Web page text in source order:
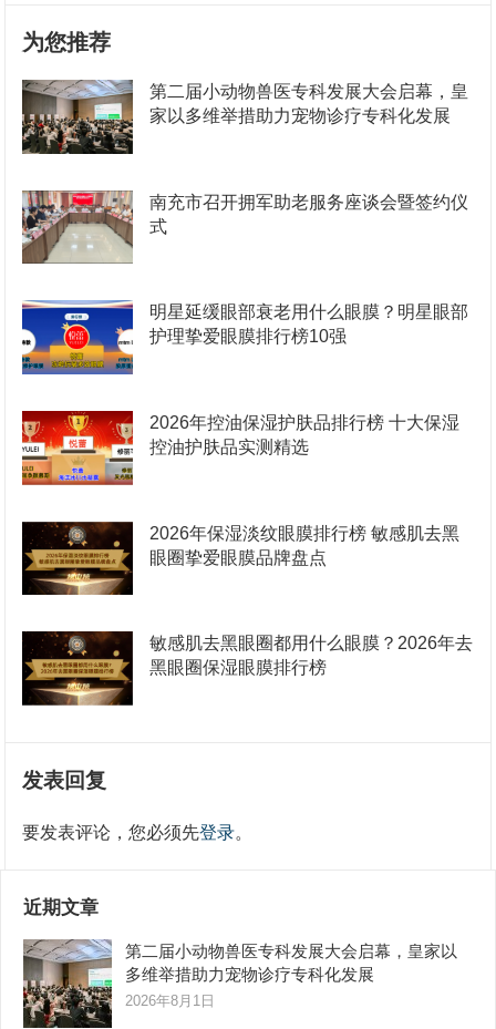
为您推荐
第二届小动物兽医专科发展大会启幕，皇
家以多维举措助力宠物诊疗专科化发展
南充市召开拥军助老服务座谈会暨签约仪
式
明星延缓眼部衰老用什么眼膜？明星眼部
护理挚爱眼膜排行榜10强
2026年控油保湿护肤品排行榜 十大保湿
控油护肤品实测精选
2026年保湿淡纹眼膜排行榜 敏感肌去黑
眼圈挚爱眼膜品牌盘点
敏感肌去黑眼圈都用什么眼膜？2026年去
黑眼圈保湿眼膜排行榜
发表回复
要发表评论，您必须先登录。
近期文章
第二届小动物兽医专科发展大会启幕，皇家以
多维举措助力宠物诊疗专科化发展
2026年8月1日